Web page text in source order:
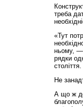
треба
«Тут
ньому, —
рядки
століття.
Не
А що ж